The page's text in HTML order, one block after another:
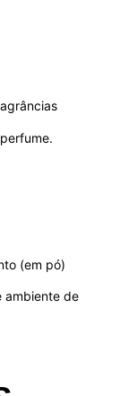
(em pó)
ambiente de